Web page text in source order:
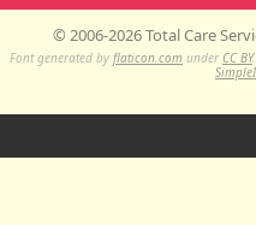
© 2006-2026Total Care
Font generated by flaticon.com under CC BY